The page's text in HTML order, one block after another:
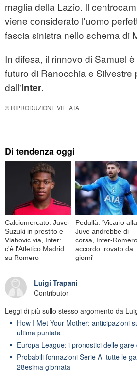
maglia della Lazio. Il
viene considerato l'uomo
fascia sinistra nello schema di
In difesa, il rinnovo di Samuel
futuro di Ranocchia e Silvestre
dall'Inter.
© RIPRODUZIONE VIETATA
Di tendenza oggi
Calciomercato: Juve-
Suzuki in prestito e
Vlahovic via, Inter:
c'è l'Atletico Madrid
su Romero
Pedullà: 'Vicario alla
Juve andrebbe di
corsa, Inter-Romero,
accordo trovato da
giorni'
Luigi Trapani
Contributor
Leggi di più sullo stesso argomento da
How I Met Your Mother: anticipazioni
ultima puntata
Europa League: i pronostici delle
Probabili formazioni Serie A: tutte le
28esima giornata